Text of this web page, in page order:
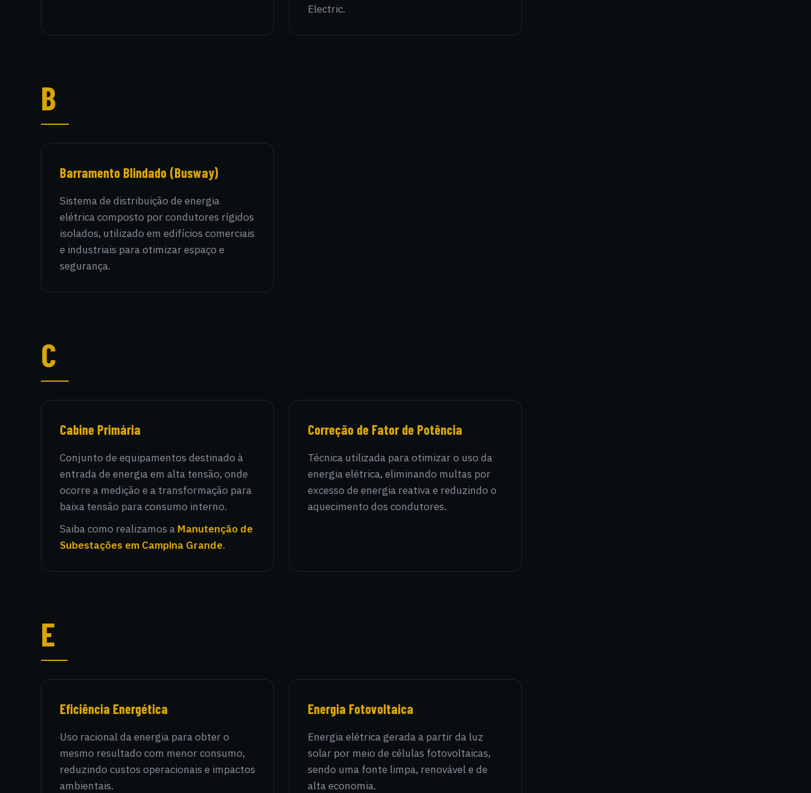
Electric.
B
Barramento Blindado (Busway)
Sistema de distribuição de energia
elétrica composto por condutores rígidos
isolados, utilizado em edifícios comerciais
e industriais para otimizar espaço e
segurança.
C
Cabine Primária
Conjunto de equipamentos destinado à
entrada de energia em alta tensão, onde
ocorre a medição e a transformação para
baixa tensão para consumo interno.
Saiba como realizamos a Manutenção de
Subestações em Campina Grande.
Correção de Fator de Potência
Técnica utilizada para otimizar o uso da
energia elétrica, eliminando multas por
excesso de energia reativa e reduzindo o
aquecimento dos condutores.
E
Eficiência Energética
Uso racional da energia para obter o
mesmo resultado com menor consumo,
reduzindo custos operacionais e impactos
ambientais.
Energia Fotovoltaica
Energia elétrica gerada a partir da luz
solar por meio de células fotovoltaicas,
sendo uma fonte limpa, renovável e de
alta economia.